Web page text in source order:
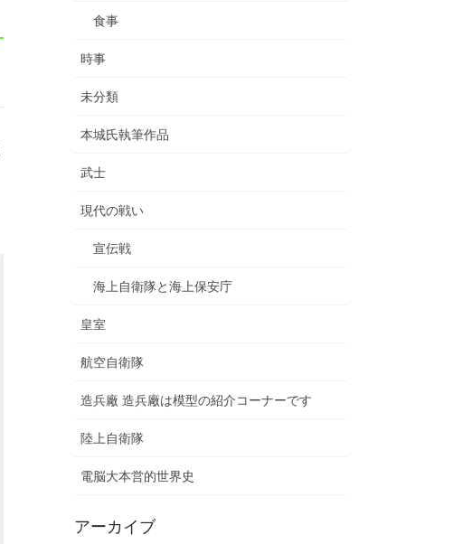
食事
時事
未分類
本城氏執筆作品
武士
現代の戦い
宣伝戦
海上自衛隊と海上保安庁
皇室
航空自衛隊
造兵廠 造兵廠は模型の紹介コーナーです
陸上自衛隊
電脳大本営的世界史
アーカイブ